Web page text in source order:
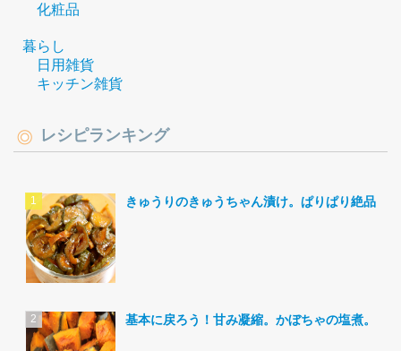
化粧品
暮らし
日用雑貨
キッチン雑貨
レシピランキング
きゅうりのきゅうちゃん漬け。ぱりぱり絶品。
基本に戻ろう！甘み凝縮。かぼちゃの塩煮。